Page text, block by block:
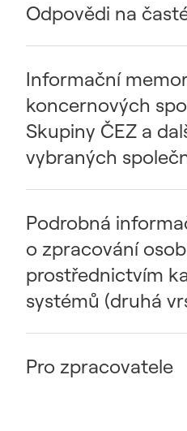
Odpovědi na
Informační
koncernových
Skupiny ČEZ a
vybraných
Podrobná
o zpracování
prostřednictvím
systémů (druhá
Pro zpracovatele